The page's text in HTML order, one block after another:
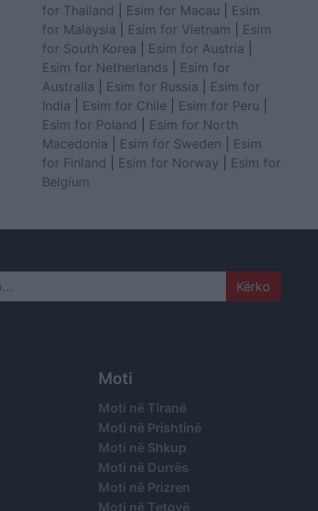
for Thailand
Esim for Macau
Esim
for Malaysia
Esim for Vietnam
Esim
for South Korea
Esim for Austria
Esim for Netherlands
Esim for
Australia
Esim for Russia
Esim for
India
Esim for Chile Esim for Peru
Esim for Poland
Esim for North
Macedonia
Esim for Sweden
Esim
for Finland
Esim for Norway
Esim for
Belgium
Moti
Moti në Tiranë
Moti në Prishtinë
Moti në Shkup
Moti në Durrës
Moti në Prizren
Moti në Tetovë